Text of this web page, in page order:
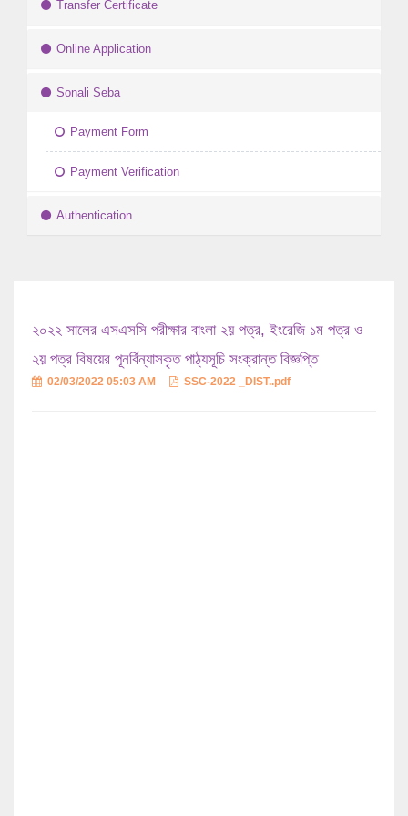
Transfer Certificate
Online Application
Sonali Seba
Payment Form
Payment Verification
Authentication
২০২২ সালের এসএসসি পরীক্ষার বাংলা ২য় পত্র, ইংরেজি ১ম পত্র ও
২য় পত্র বিষয়ের পূনর্বিন্যাসকৃত পাঠ্যসূচি সংক্রান্ত বিজ্ঞপ্তি
02/03/2022 05:03 AM SSC-2022 _DIST..pdf